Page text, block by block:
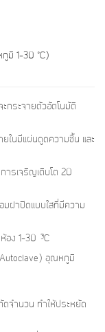
มิ 1-30 ˚C)
กระจายตัวอัตโนมัติ
ในมีแผ่นดูดความชื้น และ
ารเจริญเติบโต 20
มฝาปิดแบบใสที่มีความ
อง 1-30 °C
อุณหภูมิ
ดจำนวน ทำให้ประหยัด